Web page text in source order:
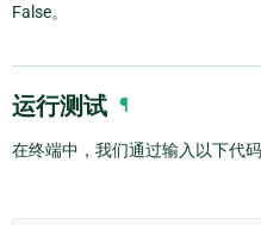
False。
运行测试 ¶
在终端中，我们通过输入以下代